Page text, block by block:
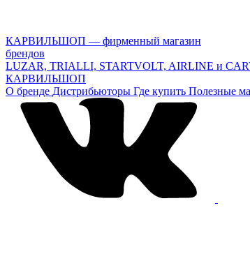
КАРВИЛЬШОП — фирменный магазин
брендов
LUZAR, TRIALLI, STARTVOLT, AIRLINE и
КАРВИЛЬШОП
О бренде Дистрибьюторы Где купить Полезные